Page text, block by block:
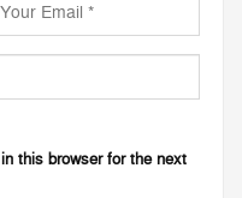
this browser for the next